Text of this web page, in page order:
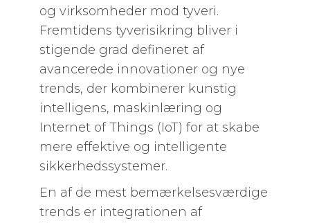
og virksomheder mod tyveri.
Fremtidens tyverisikring bliver i
stigende grad defineret af
avancerede innovationer og nye
trends, der kombinerer kunstig
intelligens, maskinlæring og
Internet of Things (IoT) for at skabe
mere effektive og intelligente
sikkerhedssystemer.
En af de mest bemærkelsesværdige
trends er integrationen af